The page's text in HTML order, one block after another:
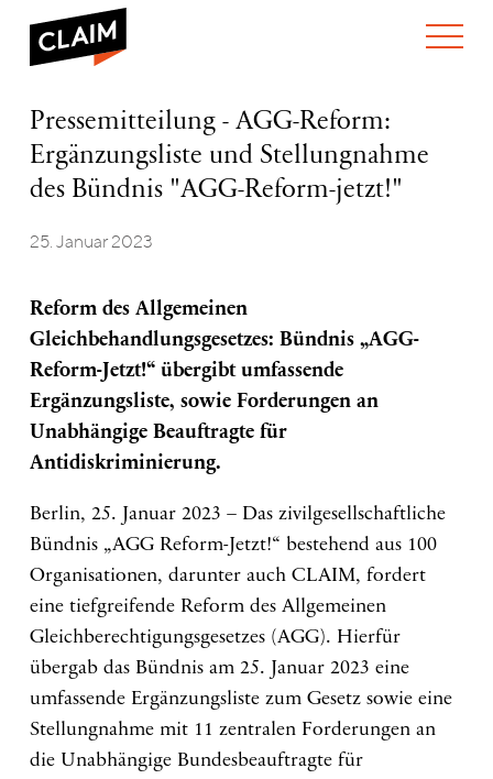
WIE WIR ARBEITEN
WAS WIR TUN
AKTUELLES
Pressemitteilung
AGG-
Reform:
Stellungnahme
„AGG-
Reform-
Pressemitteilung - AGG-Reform:
Ergänzungsliste und Stellungnahme
des Bündnis "AGG-Reform-jetzt!"
25. Januar 2023
Reform des Allgemeinen
Gleichbehandlungsgesetzes: Bündnis „AGG-
Reform-Jetzt!“ übergibt umfassende
Ergänzungsliste, sowie Forderungen an
Unabhängige Beauftragte für
Antidiskriminierung.
Berlin, 25. Januar 2023 – Das zivilgesellschaftliche
Bündnis „AGG Reform-Jetzt!“ bestehend aus 100
Organisationen, darunter auch CLAIM, fordert
eine tiefgreifende Reform des Allgemeinen
Gleichberechtigungsgesetzes (AGG). Hierfür
übergab das Bündnis am 25. Januar 2023 eine
umfassende Ergänzungsliste zum Gesetz sowie eine
Stellungnahme mit 11 zentralen Forderungen an
die Unabhängige Bundesbeauftragte für